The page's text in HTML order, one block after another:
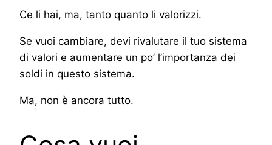
Ce li hai, ma, tanto quanto li valorizzi.
Se vuoi cambiare, devi rivalutare il tuo sistema
di valori e aumentare un po’ l’importanza dei
soldi in questo sistema.
Ma, non è ancora tutto.